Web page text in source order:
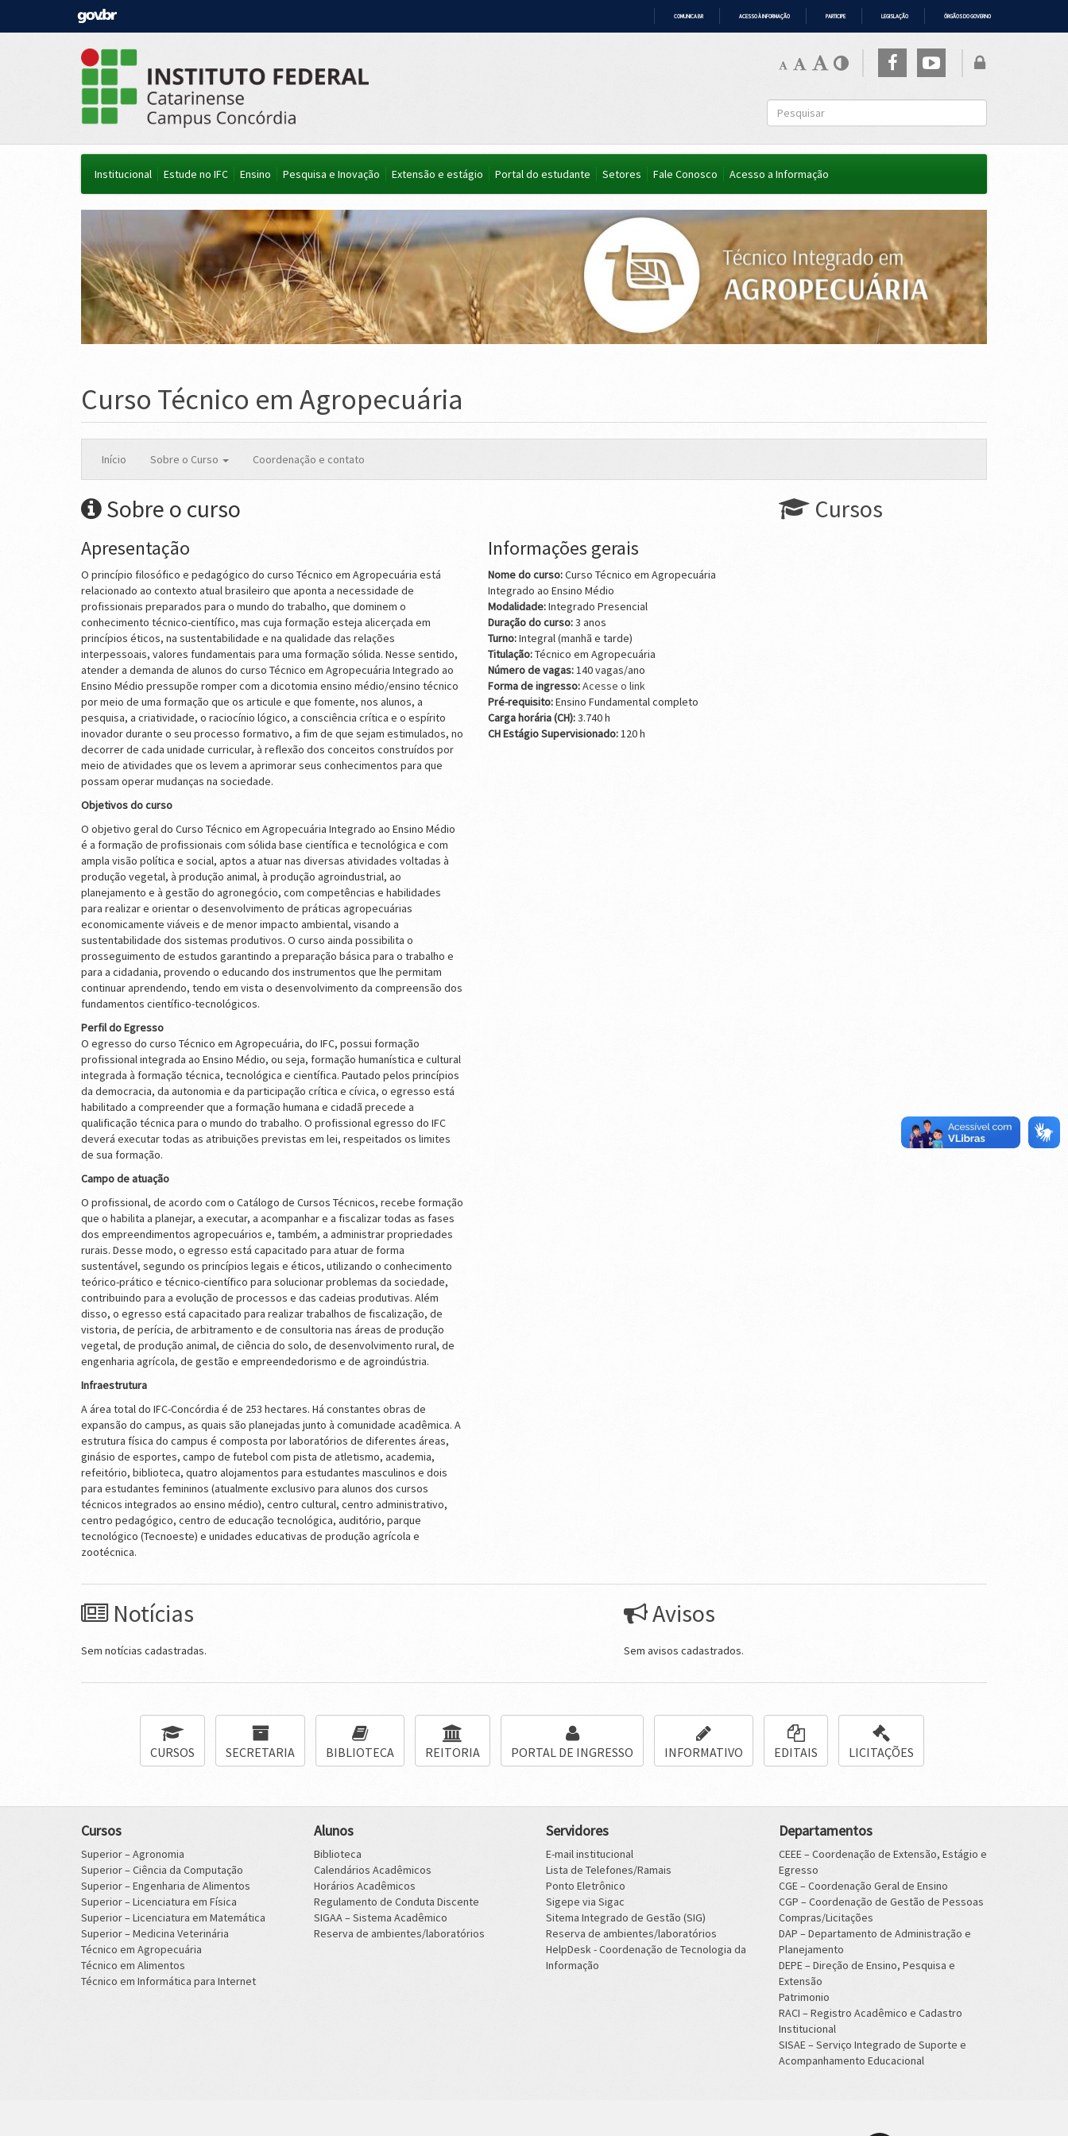
COMUNICA BR ACESSO À INFORMAÇÃO PARTICIPE LEGISLAÇÃO ÓRGÃOS DO GOVERNO
Institucional Estude no IFC Ensino Pesquisa e Inovação Extensão e estágio Portal do estudante Setores Fale Conosco Acesso a Informação
Curso Técnico em Agropecuária
Início Sobre o Curso Coordenação e contato
Sobre o curso
Apresentação
O princípio filosófico e pedagógico do curso Técnico em Agropecuária está
relacionado ao contexto atual brasileiro que aponta a necessidade de
profissionais preparados para o mundo do trabalho, que dominem o
conhecimento técnico-científico, mas cuja formação esteja alicerçada em
princípios éticos, na sustentabilidade e na qualidade das relações
interpessoais, valores fundamentais para uma formação sólida. Nesse sentido,
atender a demanda de alunos do curso Técnico em Agropecuária Integrado ao
Ensino Médio pressupõe romper com a dicotomia ensino médio/ensino técnico
por meio de uma formação que os articule e que fomente, nos alunos, a
pesquisa, a criatividade, o raciocínio lógico, a consciência crítica e o espírito
inovador durante o seu processo formativo, a fim de que sejam estimulados, no
decorrer de cada unidade curricular, à reflexão dos conceitos construídos por
meio de atividades que os levem a aprimorar seus conhecimentos para que
possam operar mudanças na sociedade.
Objetivos do curso
O objetivo geral do Curso Técnico em Agropecuária Integrado ao Ensino Médio
é a formação de profissionais com sólida base científica e tecnológica e com
ampla visão política e social, aptos a atuar nas diversas atividades voltadas à
produção vegetal, à produção animal, à produção agroindustrial, ao
planejamento e à gestão do agronegócio, com competências e habilidades
para realizar e orientar o desenvolvimento de práticas agropecuárias
economicamente viáveis e de menor impacto ambiental, visando a
sustentabilidade dos sistemas produtivos. O curso ainda possibilita o
prosseguimento de estudos garantindo a preparação básica para o trabalho e
para a cidadania, provendo o educando dos instrumentos que lhe permitam
continuar aprendendo, tendo em vista o desenvolvimento da compreensão dos
fundamentos científico-tecnológicos.
Perfil do Egresso
O egresso do curso Técnico em Agropecuária, do IFC, possui formação
profissional integrada ao Ensino Médio, ou seja, formação humanística e cultural
integrada à formação técnica, tecnológica e científica. Pautado pelos princípios
da democracia, da autonomia e da participação crítica e cívica, o egresso está
habilitado a compreender que a formação humana e cidadã precede a
qualificação técnica para o mundo do trabalho. O profissional egresso do IFC
deverá executar todas as atribuições previstas em lei, respeitados os limites
de sua formação.
Campo de atuação
O profissional, de acordo com o Catálogo de Cursos Técnicos, recebe formação
que o habilita a planejar, a executar, a acompanhar e a fiscalizar todas as fases
dos empreendimentos agropecuários e, também, a administrar propriedades
rurais. Desse modo, o egresso está capacitado para atuar de forma
sustentável, segundo os princípios legais e éticos, utilizando o conhecimento
teórico-prático e técnico-científico para solucionar problemas da sociedade,
contribuindo para a evolução de processos e das cadeias produtivas. Além
disso, o egresso está capacitado para realizar trabalhos de fiscalização, de
vistoria, de perícia, de arbitramento e de consultoria nas áreas de produção
vegetal, de produção animal, de ciência do solo, de desenvolvimento rural, de
engenharia agrícola, de gestão e empreendedorismo e de agroindústria.
Infraestrutura
A área total do IFC-Concórdia é de 253 hectares. Há constantes obras de
expansão do campus, as quais são planejadas junto à comunidade acadêmica. A
estrutura física do campus é composta por laboratórios de diferentes áreas,
ginásio de esportes, campo de futebol com pista de atletismo, academia,
refeitório, biblioteca, quatro alojamentos para estudantes masculinos e dois
para estudantes femininos (atualmente exclusivo para alunos dos cursos
técnicos integrados ao ensino médio), centro cultural, centro administrativo,
centro pedagógico, centro de educação tecnológica, auditório, parque
tecnológico (Tecnoeste) e unidades educativas de produção agrícola e
zootécnica.
Informações gerais
Nome do curso:Curso Técnico em Agropecuária
Integrado ao Ensino Médio
Modalidade:Integrado Presencial
Duração do curso:3 anos
Turno:Integral (manhã e tarde)
Titulação:Técnico em Agropecuária
Número de vagas:140 vagas/ano
Forma de ingresso:Acesse o link
Pré-requisito:Ensino Fundamental completo
Carga horária (CH):3.740 h
CH Estágio Supervisionado:120 h
Cursos
Notícias
Sem notícias cadastradas.
Avisos
Sem avisos cadastrados.
CURSOS SECRETARIA BIBLIOTECA REITORIA PORTAL DE INGRESSO INFORMATIVO EDITAIS LICITAÇÕES
Cursos
Superior – Agronomia
Superior – Ciência da Computação
Superior – Engenharia de Alimentos
Superior – Licenciatura em Física
Superior – Licenciatura em Matemática
Superior – Medicina Veterinária
Técnico em Agropecuária
Técnico em Alimentos
Técnico em Informática para Internet
Alunos
Biblioteca
Calendários Acadêmicos
Horários Acadêmicos
Regulamento de Conduta Discente
SIGAA – Sistema Acadêmico
Reserva de ambientes/laboratórios
Servidores
E-mail institucional
Lista de Telefones/Ramais
Ponto Eletrônico
Sigepe via Sigac
Sitema Integrado de Gestão (SIG)
Reserva de ambientes/laboratórios
HelpDesk - Coordenação de Tecnologia da
Informação
Departamentos
CEEE – Coordenação de Extensão, Estágio e
Egresso
CGE – Coordenação Geral de Ensino
CGP – Coordenação de Gestão de Pessoas
Compras/Licitações
DAP – Departamento de Administração e
Planejamento
DEPE – Direção de Ensino, Pesquisa e
Extensão
Patrimonio
RACI – Registro Acadêmico e Cadastro
Institucional
SISAE – Serviço Integrado de Suporte e
Acompanhamento Educacional